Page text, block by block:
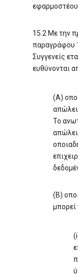
εφαρμοστέου
15.2 Με την
παραγράφου
Συγγενείς
ευθύνονται
(Α)
Το
(Β)
μπορεί